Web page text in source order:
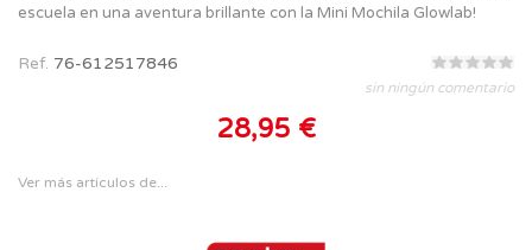
escuela en una aventura brillante con la Mini Mochila Glowlab!
Ref. 76-612517846
sin ningún comentario
28,95 €
Ver más artículos de...